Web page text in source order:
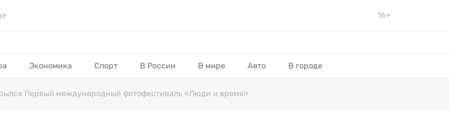
16+
Экономика Спорт В России В мире Авто В городе
Первый международный фотофестиваль «Люди и время»